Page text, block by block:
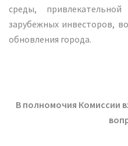
среды,
зарубежных инвесторов,
обновления города.
В полномочия Комиссии